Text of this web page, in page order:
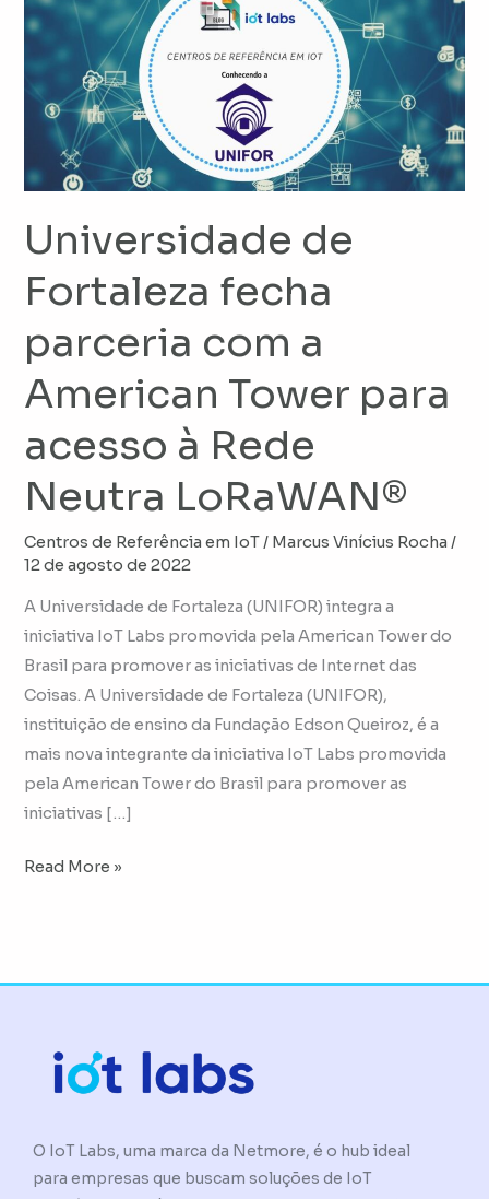
Universidade de
Fortaleza fecha
parceria com a
American Tower para
acesso à Rede
Neutra LoRaWAN®
Centros de Referência em IoT/ Marcus Vinícius Rocha/
12 de agosto de 2022
A Universidade de Fortaleza (UNIFOR) integra a
iniciativa IoT Labs promovida pela American Tower do
Brasil para promover as iniciativas de Internet das
Coisas. A Universidade de Fortaleza (UNIFOR),
instituição de ensino da Fundação Edson Queiroz, é a
mais nova integrante da iniciativa IoT Labs promovida
pela American Tower do Brasil para promover as
iniciativas […]
Fortaleza
fecha
parceria
com
American
para
à
Neutra
LoRaWAN®
Read More »
O IoT Labs, uma marca da Netmore, é o hub ideal
para empresas que buscam soluções de IoT